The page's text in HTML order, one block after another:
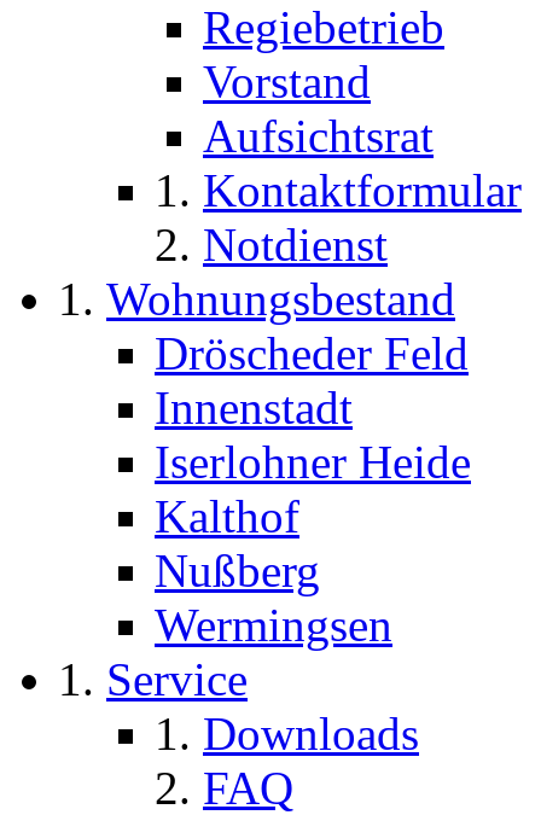
Regiebetrieb
Vorstand
Aufsichtsrat
Kontaktformular
Notdienst
Wohnungsbestand
Dröscheder Feld
Innenstadt
Iserlohner Heide
Kalthof
Nußberg
Wermingsen
Service
Downloads
FAQ